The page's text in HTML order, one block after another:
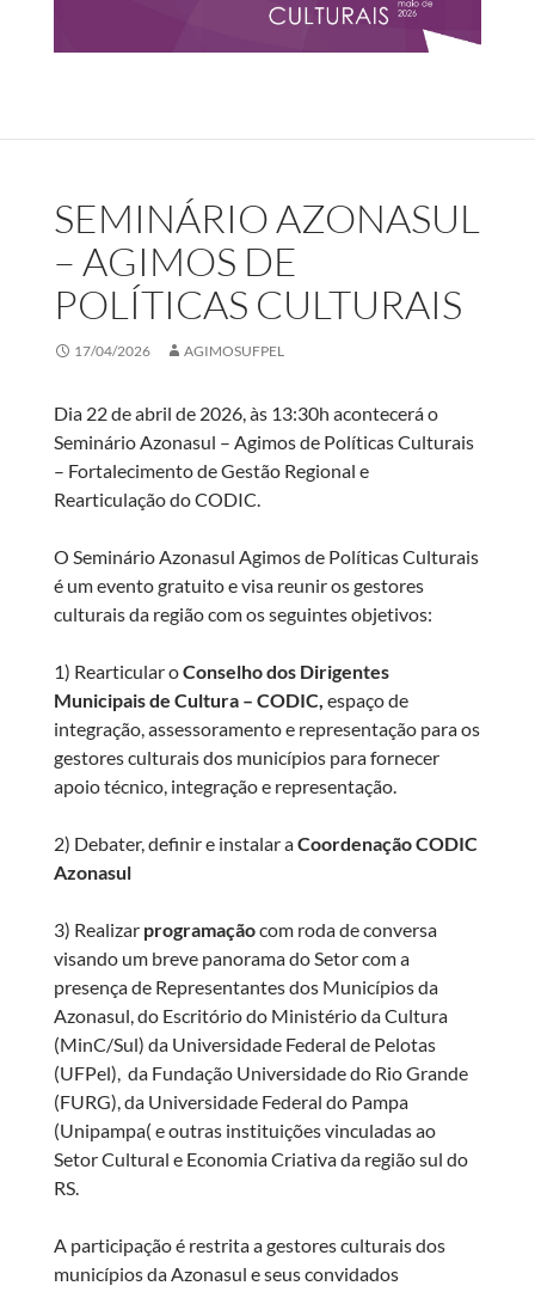
SEMINÁRIO AZONASUL
– AGIMOS DE
POLÍTICAS CULTURAIS
17/04/2026 AGIMOSUFPEL
Dia 22 de abril de 2026, às 13:30h acontecerá o
Seminário Azonasul – Agimos de Políticas Culturais
– Fortalecimento de Gestão Regional e
Rearticulação do CODIC.
O Seminário Azonasul Agimos de Políticas Culturais
é um evento gratuito e visa reunir os gestores
culturais da região com os seguintes objetivos:
1) Rearticular oConselho dos Dirigentes
Municipais de Cultura – CODIC, espaço de
integração, assessoramento e representação para os
gestores culturais dos municípios para fornecer
apoio técnico, integração e representação.
2) Debater, definir e instalar aCoordenação CODIC
Azonasul
3) Realizar programaçãocom roda de conversa
visando um breve panorama do Setor com a
presença de Representantes dos Municípios da
Azonasul, do Escritório do Ministério da Cultura
(MinC/Sul) da Universidade Federal de Pelotas
(UFPel), da Fundação Universidade do Rio Grande
(FURG), da Universidade Federal do Pampa
(Unipampa( e outras instituições vinculadas ao
Setor Cultural e Economia Criativa da região sul do
RS.
A participação é restrita a gestores culturais dos
municípios da Azonasul e seus convidados